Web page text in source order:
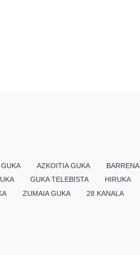
AZKOITIA GUKA
BARRENA
GUKA TELEBISTA
HIRUKA
ZUMAIA GUKA 28 KANALA